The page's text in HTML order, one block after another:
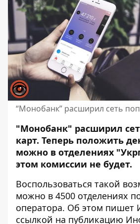
“Монобанк” расширил сеть
"Монобанк" расширил
карт. Теперь положить
можно в отделениях
этом комиссии не будет.
Воспользоваться такой
можно в 4500 отделениях
оператора. Об этом пишет
ссылкой на публикацию